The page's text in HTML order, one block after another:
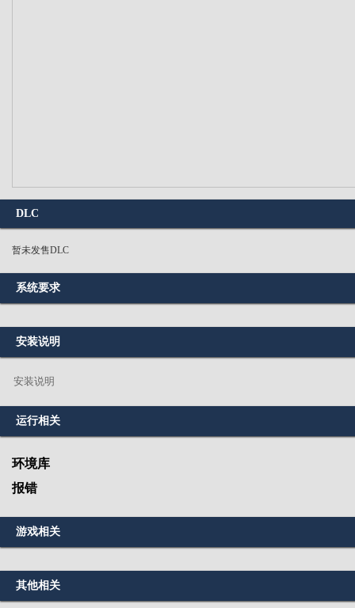
DLC
暂未发售DLC
系统要求
安装说明
安装说明
运行相关
环境库
报错
游戏相关
其他相关